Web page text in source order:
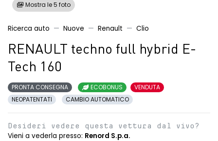
Mostra le 5 foto
Ricerca auto Nuove Renault Clio
RENAULT techno full hybrid E-
Tech 160
PRONTA CONSEGNA ECOBONUS
VENDUTA
NEOPATENTATI
CAMBIO AUTOMATICO
Desideri vedere questa vettura dal vivo?
Vieni a vederla presso: Renord S.p.a.